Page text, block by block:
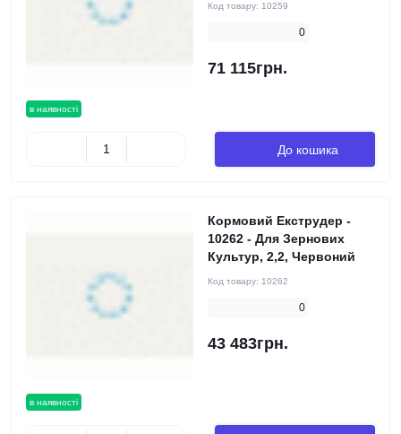
в наявності
Код товару: 10259
0
71 115грн.
До кошика
в наявності
Кормовий Екструдер -
10262 - Для Зернових
Культур, 2,2, Червоний
Код товару: 10262
0
43 483грн.